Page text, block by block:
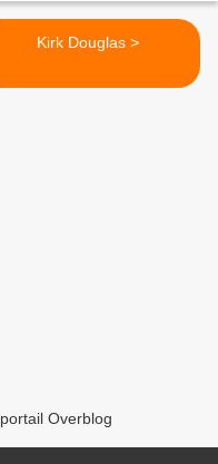
Kirk Douglas >
Overblog